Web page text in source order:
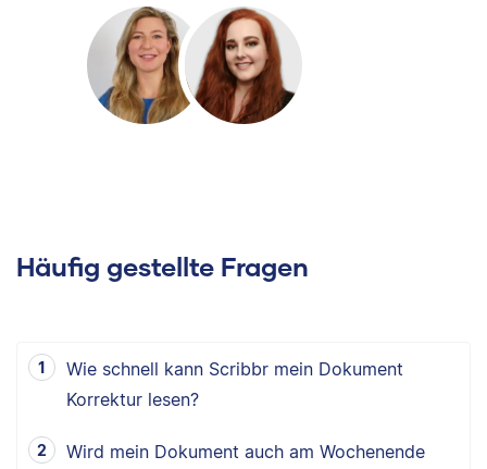
Häufig gestellte Fragen
Wie schnell kann Scribbr mein Dokument
Korrektur lesen?
Wird mein Dokument auch am Wochenende